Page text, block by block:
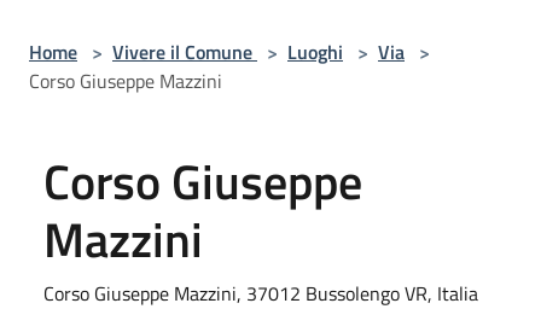
Home > Vivere il Comune > Luoghi > Via >
Corso Giuseppe Mazzini
Corso Giuseppe
Mazzini
Corso Giuseppe Mazzini, 37012 Bussolengo VR, Italia